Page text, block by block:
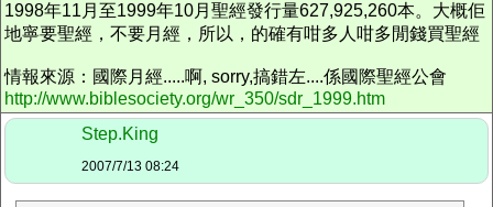
1998年11月至1999年10月聖經發行量627,925,260本。大概佢
地寧要聖經，不要月經，所以，的確有咁多人咁多閒錢買聖經
情報來源：國際月經.....啊, sorry,搞錯左....係國際聖經公會
http://www.biblesociety.org/wr_350/sdr_1999.htm
Step.King
2007/7/13 08:24